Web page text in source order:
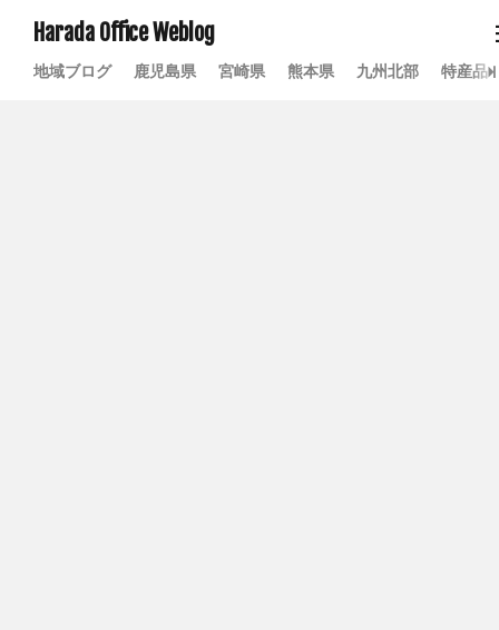
Harada Office Weblog
地域ブログ 鹿児島県 宮崎県 熊本県 九州北部 特産品